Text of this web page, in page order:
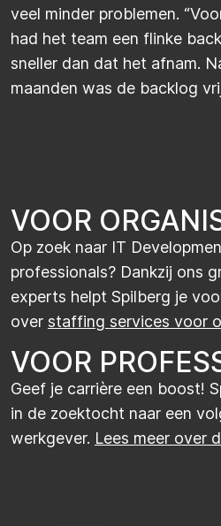
veel minder problemen.
had het team een flinke
sneller dan dat het afnam.
maanden was de backlog
VOOR
Op zoek naar IT
professionals? Dankzij ons
experts helpt Spilberg je
over staffing services voor
VOOR
Geef je carrière een boost!
in de zoektocht naar een
werkgever. Lees meer over